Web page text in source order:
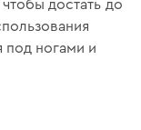
достать до
под ногами и